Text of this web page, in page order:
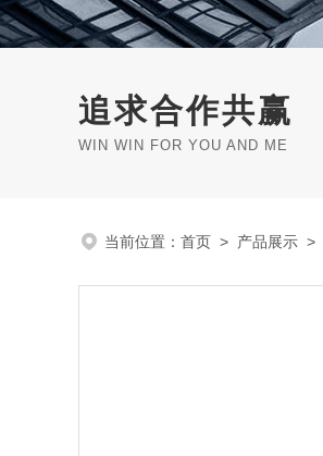
追求合作共赢
WIN WIN FOR YOU AND ME
当前位置： 首页 > 产品展示 >